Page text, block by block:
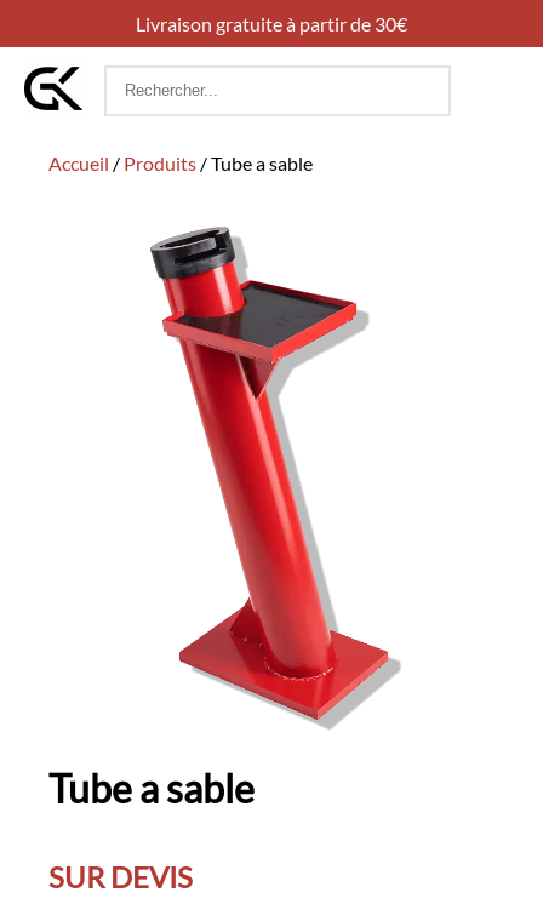
Livraison gratuite à partir de 30€
Rechercher
Accueil / Produits /Tube a sable
Tube a sable
SUR DEVIS